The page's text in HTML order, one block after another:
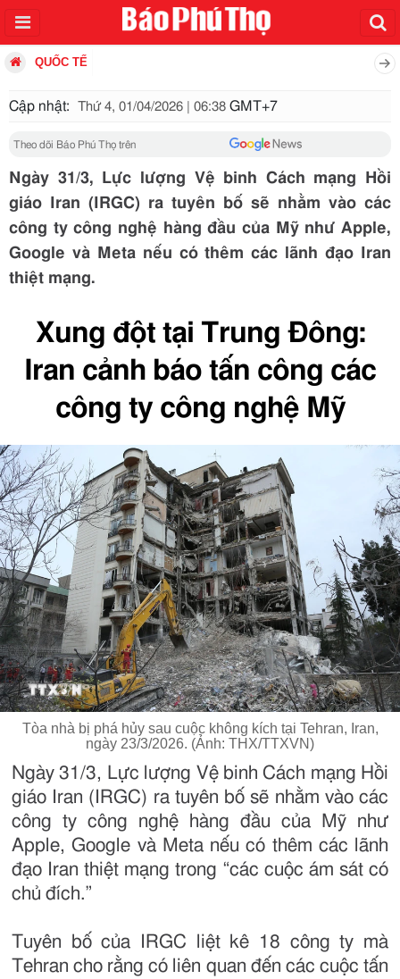
QUỐC TẾ
Cập nhật: Thứ 4, 01/04/2026 | 06:38 GMT+7
Theo dõi Báo Phú Thọ trên
Ngày 31/3, Lực lượng Vệ binh Cách mạng Hồi
giáo Iran (IRGC) ra tuyên bố sẽ nhằm vào các
công ty công nghệ hàng đầu của Mỹ như Apple,
Google và Meta nếu có thêm các lãnh đạo Iran
thiệt mạng.
Xung đột tại Trung Đông:
Iran cảnh báo tấn công các
công ty công nghệ Mỹ
Tòa nhà bị phá hủy sau cuộc không kích tại Tehran, Iran,
ngày 23/3/2026. (Ảnh: THX/TTXVN)
Ngày 31/3, Lực lượng Vệ binh Cách mạng Hồi
giáo Iran (IRGC) ra tuyên bố sẽ nhằm vào các
công ty công nghệ hàng đầu của Mỹ như
Apple, Google và Meta nếu có thêm các lãnh
đạo Iran thiệt mạng trong “các cuộc ám sát có
chủ đích.”
Tuyên bố của IRGC liệt kê 18 công ty mà
Tehran cho rằng có liên quan đến các cuộc tấn